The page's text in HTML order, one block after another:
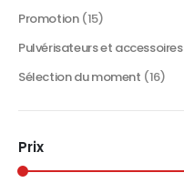
Promotion (15)
Pulvérisateurs et accessoires
Sélection du moment (16)
Prix